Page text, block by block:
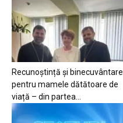
Recunoștință și binecuvântare
pentru mamele dătătoare de
viață – din partea...